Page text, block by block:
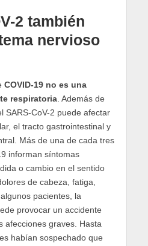
2 también
nervioso
COVID-19 no es una
respiratoria. Además de
SARS-CoV-2 puede afectar
el tracto gastrointestinal y
Más de una de cada tres
informan síntomas
o cambio en el sentido
de cabeza, fatiga,
pacientes, la
provocar un accidente
afecciones graves. Hasta
habían sospechado que